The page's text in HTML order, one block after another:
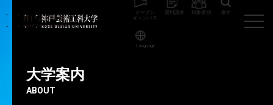
大学案内
ABOUT
オープン
キャンパス
資料請求 対象者別 探す
Language
神戸芸術工科大学